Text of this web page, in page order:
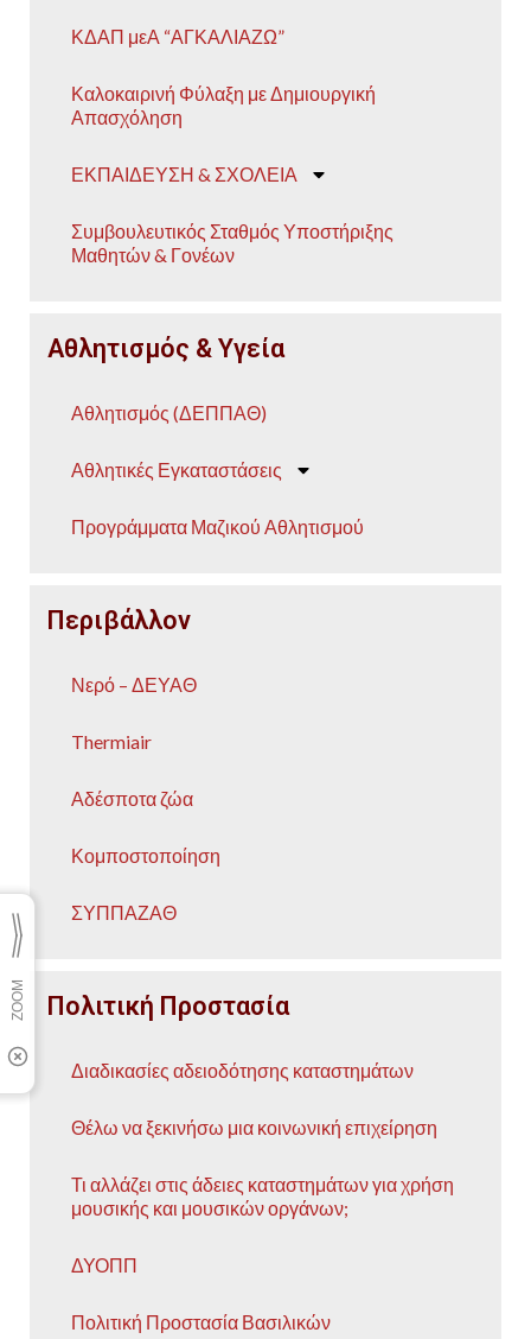
ΚΔΑΠ μεΑ “ΑΓΚΑΛΙΑΖΩ”
Καλοκαιρινή Φύλαξη με Δημιουργική
Απασχόληση
ΕΚΠΑΙΔΕΥΣΗ & ΣΧΟΛΕΙΑ
Συμβουλευτικός Σταθμός Υποστήριξης
Μαθητών & Γονέων
Αθλητισμός & Υγεία
Αθλητισμός (ΔΕΠΠΑΘ)
Αθλητικές Εγκαταστάσεις
Προγράμματα Μαζικού Αθλητισμού
Περιβάλλον
Νερό – ΔΕΥΑΘ
Thermiair
Αδέσποτα ζώα
Κομποστοποίηση
ΣΥΠΠΑΖΑΘ
Πολιτική Προστασία
Διαδικασίες αδειοδότησης καταστημάτων
Θέλω να ξεκινήσω μια κοινωνική επιχείρηση
Τι αλλάζει στις άδειες καταστημάτων για χρήση
μουσικής και μουσικών οργάνων;
ΔΥΟΠΠ
Πολιτική Προστασία Βασιλικών